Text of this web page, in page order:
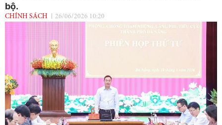
bộ.
CHÍNH SÁCH 26/06/2026 10:20